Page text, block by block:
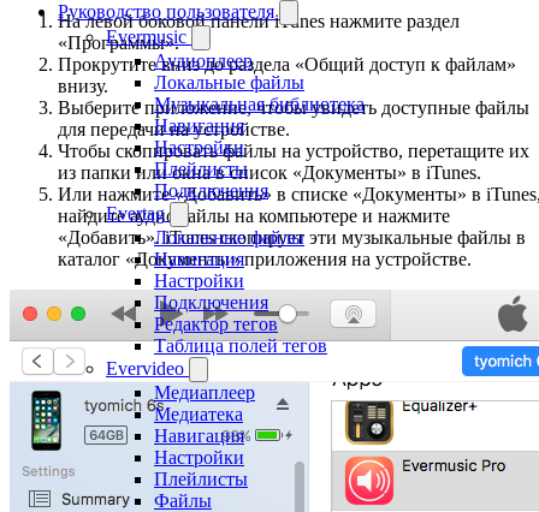
Руководство пользователя
Evermusic
Аудиоплеер
Локальные файлы
Музыкальная библиотека
Навигация
Настройки
Плейлисты
Подключения
Evertag
Локальные файлы
Навигация
Настройки
Подключения
Редактор тегов
Таблица полей тегов
Evervideo
Медиаплеер
Медиатека
Навигация
Настройки
Плейлисты
Файлы
На левой боковой панели iTunes нажмите раздел
«Программы».
Прокрутите вниз до раздела «Общий доступ к файлам»
внизу.
Выберите приложение, чтобы увидеть доступные файлы
для передачи на устройстве.
Чтобы скопировать файлы на устройство, перетащите их
из папки или окна в список «Документы» в iTunes.
Или нажмите «Добавить» в списке «Документы» в
найдите аудиофайлы на компьютере и нажмите
«Добавить». iTunes скопирует эти музыкальные файлы в
каталог «Документы» приложения на устройстве.